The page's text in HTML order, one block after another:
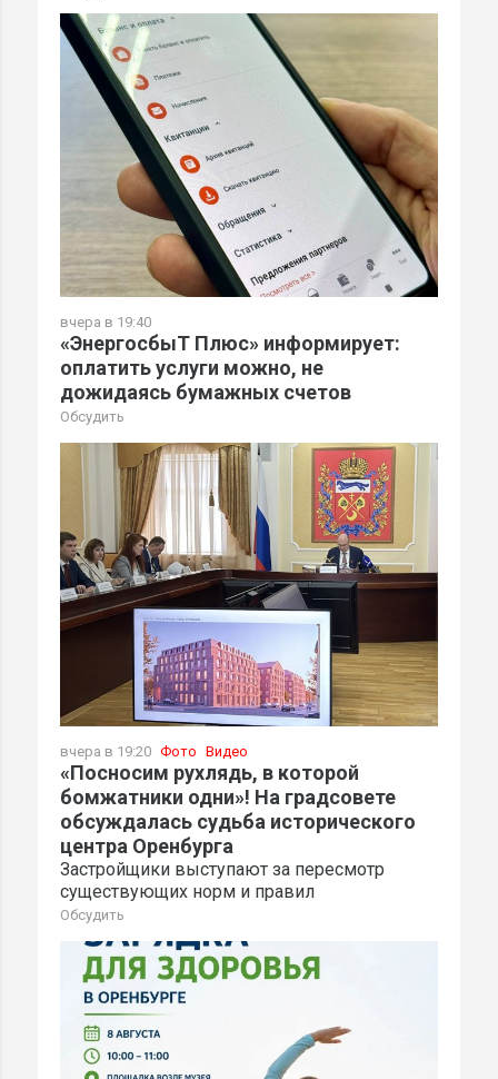
вчера в 19:40
«ЭнергосбыТ Плюс» информирует:
оплатить услуги можно, не
дожидаясь бумажных счетов
Обсудить
вчера в 19:20 Фото Видео
«Посносим рухлядь, в которой
бомжатники одни»! На градсовете
обсуждалась судьба исторического
центра Оренбурга
Застройщики выступают за пересмотр
существующих норм и правил
Обсудить